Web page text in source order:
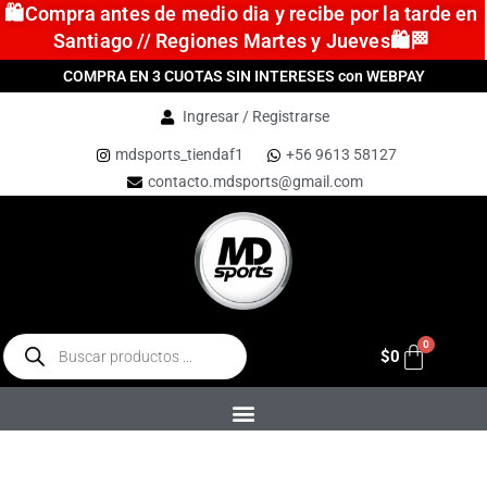
🛍️Compra antes de medio dia y recibe por la tarde en
Santiago // Regiones Martes y Jueves🛍️🏁
COMPRA EN 3 CUOTAS SIN INTERESES con WEBPAY
Ingresar / Registrarse
mdsports_tiendaf1
+56 9613 58127
contacto.mdsports@gmail.com
$0